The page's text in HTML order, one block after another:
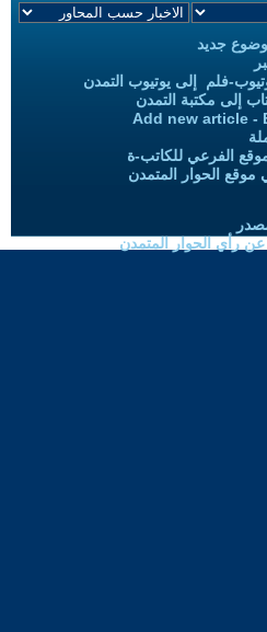
جديد
فلم إلى يوتيوب التمدن
إلى مكتبة التمدن
Add new article -
الفرعي للكاتب-ة
موقع الحوار المتمدن
عن رأي الحوار المتمدن